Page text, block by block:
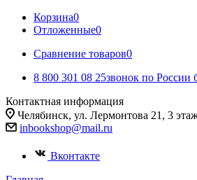
Корзина0
Отложенные0
Сравнение товаров0
8 800 301 08 25звонок по России
Контактная информация
Челябинск, ул. Лермонтова 21, 3
inbookshop@mail.ru
Вконтакте